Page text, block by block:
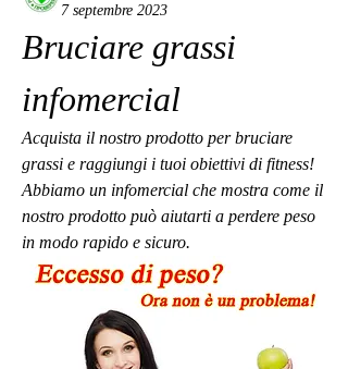
7 septembre 2023
Bruciare grassi
infomercial
Acquista il nostro prodotto per bruciare
grassi e raggiungi i tuoi obiettivi di fitness!
Abbiamo un infomercial che mostra come il
nostro prodotto può aiutarti a perdere peso
in modo rapido e sicuro.